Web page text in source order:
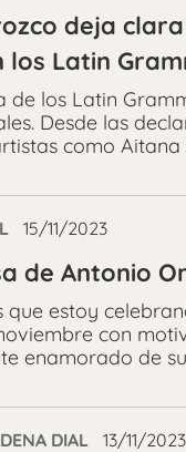
deja
los Latin
de los Latin
Desde las
como
15/11/2023
de Antonio
que estoy
con
enamorado de
DIAL 13/11/2023